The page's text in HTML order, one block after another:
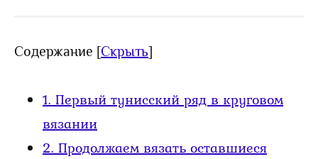
Содержание [Скрыть]
1. Первый тунисский ряд в круговом
вязании
2. Продолжаем вязать оставшиеся